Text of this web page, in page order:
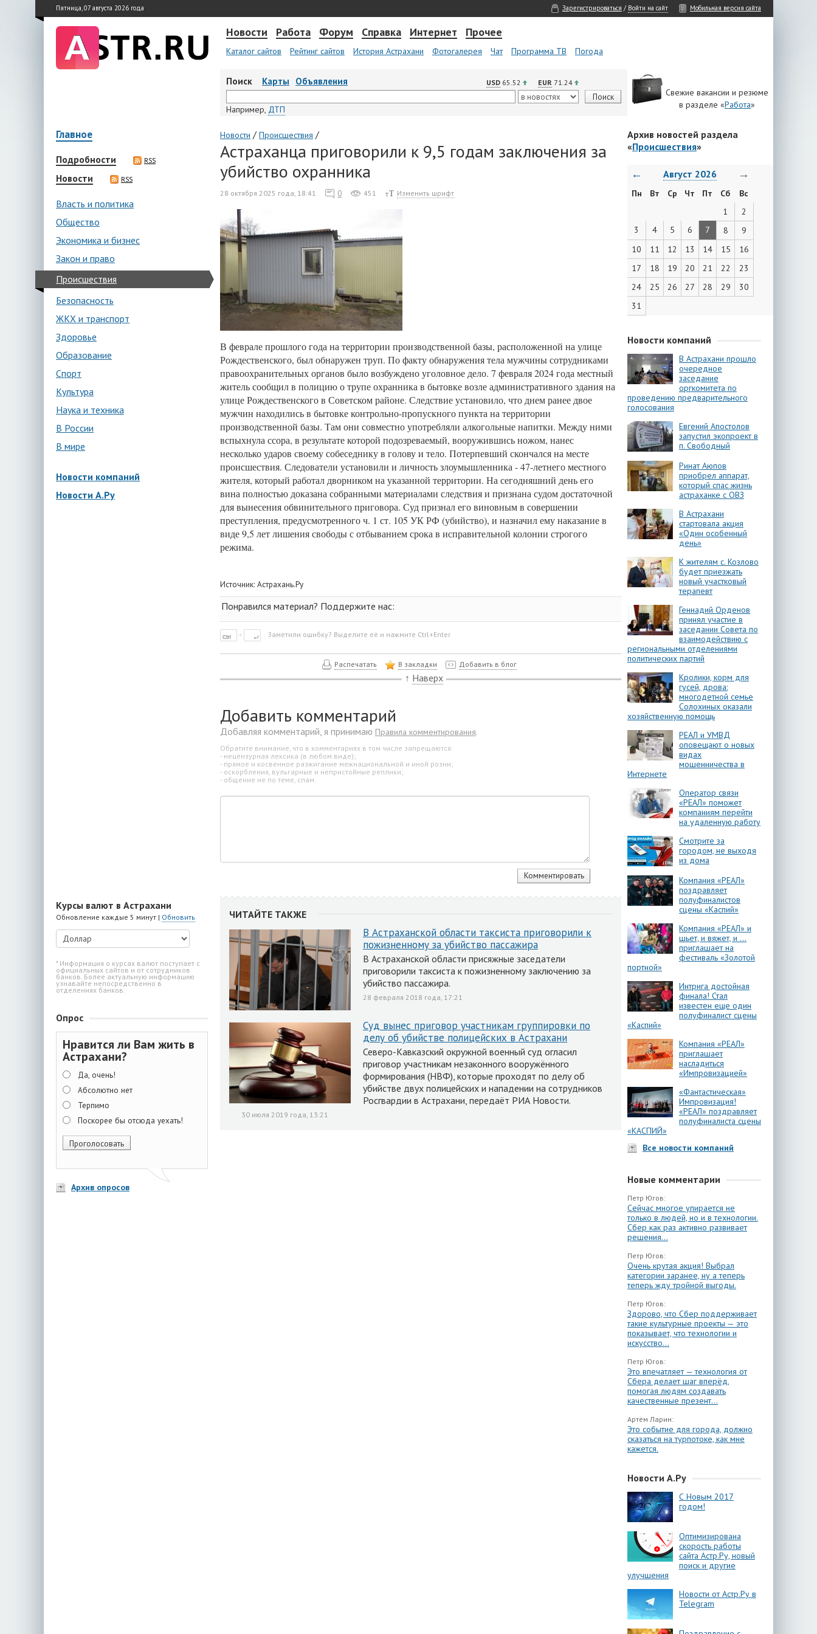
Пятница, 07 августа 2026 года Зарегистрироваться / Войти на сайт Мобильная версия сайта
Новости Работа Форум Справка Интернет Прочее
Каталог сайтов Рейтинг сайтов История Астрахани Фотогалерея Чат Программа ТВ Погода
Поиск Карты Объявления USD 65.52 EUR 71.24
Например, ДТП
Свежие вакансии и резюме
в разделе «Работа»
Главное
Подробности RSS
Новости RSS
Власть и политика
Общество
Экономика и бизнес
Закон и право
Происшествия
Безопасность
ЖКХ и транспорт
Здоровье
Образование
Спорт
Культура
Наука и техника
В России
В мире
Новости компаний
Новости А.Ру
Курсы валют в Астрахани
Обновление каждые 5 минут | Обновить
* Информация о курсах валют поступает с
официальных сайтов и от сотрудников
банков. Более актуальную информацию
узнавайте непосредственно в
отделениях банков.
Опрос
Нравится ли Вам жить в
Астрахани?
Да, очень!
Абсолютно нет
Терпимо
Поскорее бы отсюда уехать!
Архив опросов
Новости / Происшествия /
Астраханца приговорили к 9,5 годам заключения за
убийство охранника
28 октября 2025 года, 18:41 0 451 Изменить шрифт
В феврале прошлого года на территории производственной базы, расположенной на улице
Рождественского, был обнаружен труп. По факту обнаружения тела мужчины сотрудниками
правоохранительных органов было возбуждено уголовное дело. 7 февраля 2024 года местный
житель сообщил в полицию о трупе охранника в бытовке возле административного здания на
улице Рождественского в Советском районе. Следствие установило, что днем ранее двое
мужчин находились в бытовке контрольно-пропускного пункта на территории
производственной базы. Там они совместно употребляли алкогольные напитки. Между ними
вспыхнула ссора, в результате которой подозреваемый, вооружившись ножом, нанес
несколько ударов своему собеседнику в голову и тело. Потерпевший скончался на месте
происшествия. Следователи установили и личность злоумышленника - 47-летнего местного
жителя, который работал дворником на указанной территории. На сегодняшний день его
вина полностью доказана собранными материалами следствия и признана судом достаточной
для вынесения обвинительного приговора. Суд признал его виновным в совершении
преступления, предусмотренного ч. 1 ст. 105 УК РФ (убийство), и назначил ему наказание в
виде 9,5 лет лишения свободы с отбыванием срока в исправительной колонии строгого
режима.
Источник: Астрахань.Ру
Понравился материал? Поддержите нас:
Заметили ошибку? Выделите её и нажмите Ctrl+Enter
Распечатать В закладки Добавить в блог
↑ Наверх
Добавить комментарий
Добавляя комментарий, я принимаю Правила комментирования.
Обратите внимание, что в комментариях в том числе запрещаются:
- нецензурная лексика (в любом виде);
- прямое и косвенное разжигание межнациональной и иной розни;
- оскорбления, вульгарные и непристойные реплики;
- общение не по теме, спам.
ЧИТАЙТЕ ТАКЖЕ
В Астраханской области таксиста приговорили к
пожизненному за убийство пассажира
В Астраханской области присяжные заседатели
приговорили таксиста к пожизненному заключению за
убийство пассажира.
28 февраля 2018 года, 17:21
Суд вынес приговор участникам группировки по
делу об убийстве полицейских в Астрахани
Северо-Кавказский окружной военный суд огласил
приговор участникам незаконного вооружённого
формирования (НВФ), которые проходят по делу об
убийстве двух полицейских и нападении на сотрудников
Росгвардии в Астрахани, передаёт РИА Новости.
30 июля 2019 года, 13:21
Архив новостей раздела
«Происшествия»
← Август 2026 →
Пн Вт Ср Чт Пт Сб
Вс
1
2
3
4 5 6 7 8
9
10
11 12 13 14 15
16
17
18 19 20 21 22
23
24
25 26 27 28 29
30
31
Новости компаний
В Астрахани прошло
очередное
заседание
оргкомитета по
проведению предварительного
голосования
Евгений Апостолов
запустил экопроект в
п. Свободный
Ринат Аюпов
приобрел аппарат,
который спас жизнь
астраханке с ОВЗ
В Астрахани
стартовала акция
«Один особенный
день»
К жителям с. Козлово
будет приезжать
новый участковый
терапевт
Геннадий Орденов
принял участие в
заседании Совета по
взаимодействию с
региональными отделениями
политических партий
Кролики, корм для
гусей, дрова:
многодетной семье
Солохиных оказали
хозяйственную помощь
РЕАЛ и УМВД
оповещают о новых
видах
мошенничества в
Интернете
Оператор связи
«РЕАЛ» поможет
компаниям перейти
на удаленную работу
Смотрите за
городом, не выходя
из дома
Компания «РЕАЛ»
поздравляет
полуфиналистов
сцены «Каспий»
Компания «РЕАЛ» и
шьет, и вяжет, и …
приглашает на
фестиваль «Золотой
портной»
Интрига достойная
финала! Стал
известен еще один
полуфиналист сцены
«Каспий»
Компания «РЕАЛ»
приглашает
насладиться
«Импровизацией»
«Фантастическая»
Импровизация!
«РЕАЛ» поздравляет
полуфиналиста сцены
«КАСПИЙ»
Все новости компаний
Новые комментарии
Петр Югов:
Сейчас многое упирается не
только в людей, но и в технологии.
Сбер как раз активно развивает
решения...
Петр Югов:
Очень крутая акция! Выбрал
категории заранее, ну а теперь
теперь жду тройной выгоды.
Петр Югов:
Здорово, что Сбер поддерживает
такие культурные проекты — это
показывает, что технологии и
искусство...
Петр Югов:
Это впечатляет — технология от
Сбера делает шаг вперёд,
помогая людям создавать
качественные презент...
Артём Ларин:
Это событие для города, должно
сказаться на турпотоке, как мне
кажется.
Новости А.Ру
С Новым 2017
годом!
Оптимизирована
скорость работы
сайта Астр.Ру, новый
поиск и другие
улучшения
Новости от Астр.Ру в
Telegram